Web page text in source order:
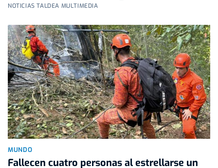
NOTICIAS TALDEA MULTIMEDIA
MUNDO
Fallecen cuatro personas al estrellarse un